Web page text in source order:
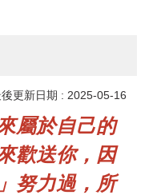
更新日期 : 2025-05-16
屬於自己的
歡送你，因
努力過，所